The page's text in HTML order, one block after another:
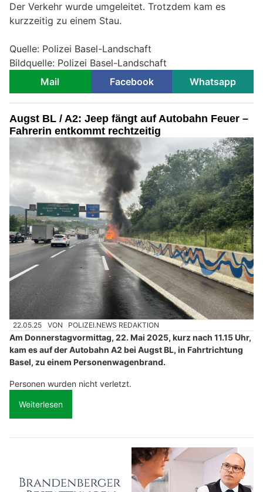
Der Verkehr wurde umgeleitet. Trotzdem kam es
kurzzeitig zu einem Stau.
Quelle: Polizei Basel-Landschaft
Bildquelle: Polizei Basel-Landschaft
Mail
Facebook Whatsapp
Augst BL / A2: Jeep fängt auf Autobahn Feuer –
Fahrerin entkommt rechtzeitig
22.05.25 VON POLIZEI.NEWS REDAKTION
Am Donnerstagvormittag, 22. Mai 2025, kurz nach 11.15 Uhr,
kam es auf der Autobahn A2 bei Augst BL, in Fahrtrichtung
Basel, zu einem Personenwagenbrand.
Personen wurden nicht verletzt.
Weiterlesen